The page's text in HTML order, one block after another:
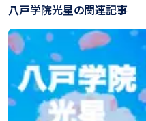
八戸学院光星の関連記事